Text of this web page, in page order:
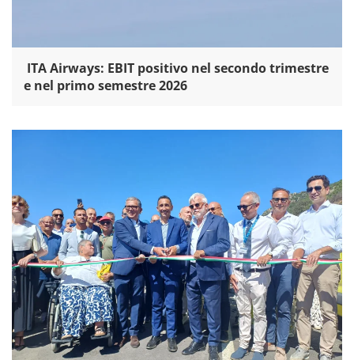
ITA Airways: EBIT positivo nel secondo trimestre
e nel primo semestre 2026